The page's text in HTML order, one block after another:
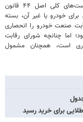
در این رابطه، این عضو شورای عالی اجرای سیاست‌های کلی اصل ۴۴ قانون
خودرو یا غیر آن، بسته
صنعت خودرو را انحصاری
اما چنانچه شورای رقابت
است، همچنان مشمول
برای خرید رسید